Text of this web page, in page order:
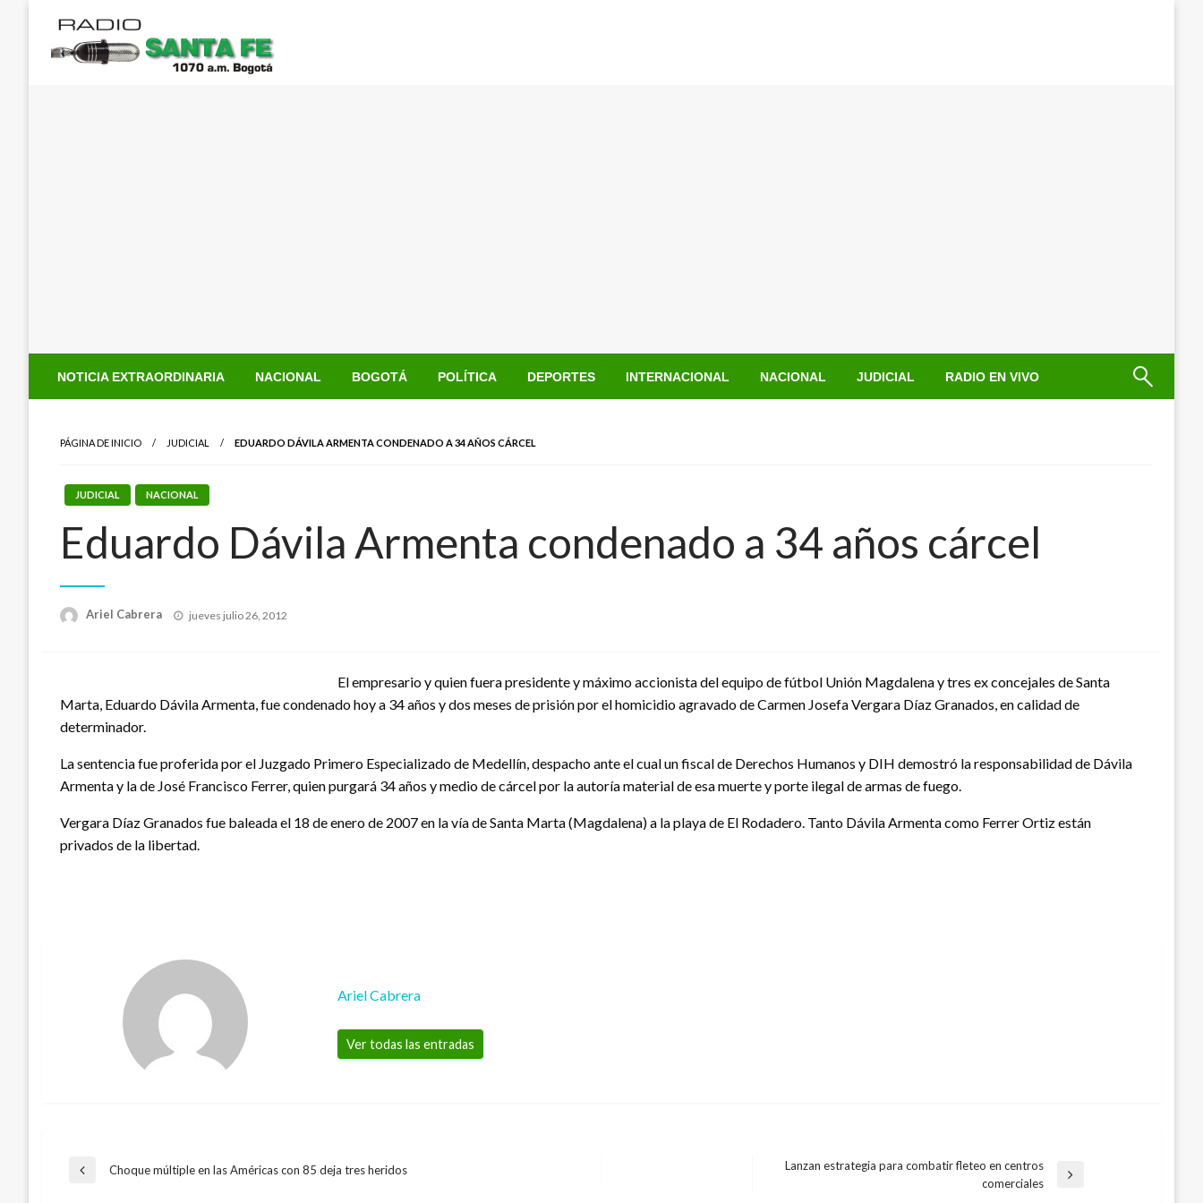
contenido
NOTICIA EXTRAORDINARIA NACIONAL BOGOTÁ POLÍTICA DEPORTES INTERNACIONAL NACIONAL JUDICIAL RADIO EN VIVO
PÁGINA DE INICIO JUDICIAL EDUARDO DÁVILA ARMENTA CONDENADO A 34 AÑOS CÁRCEL
JUDICIAL NACIONAL
Eduardo Dávila Armenta condenado a 34 años cárcel
Ariel Cabrera
Publicado
jueves julio 26, 2012
El empresario y quien fuera presidente y máximo accionista del equipo de fútbol Unión Magdalena y tres ex concejales de Santa
Marta, Eduardo Dávila Armenta, fue condenado hoy a 34 años y dos meses de prisión por el homicidio agravado de Carmen Josefa Vergara Díaz Granados, en calidad de
determinador.
La sentencia fue proferida por el Juzgado Primero Especializado de Medellín, despacho ante el cual un fiscal de Derechos Humanos y DIH demostró la responsabilidad de Dávila
Armenta y la de José Francisco Ferrer, quien purgará 34 años y medio de cárcel por la autoría material de esa muerte y porte ilegal de armas de fuego.
Vergara Díaz Granados fue baleada el 18 de enero de 2007 en la vía de Santa Marta (Magdalena) a la playa de El Rodadero. Tanto Dávila Armenta como Ferrer Ortiz están
privados de la libertad.
Ariel Cabrera
Ver todas las entradas
Navegación
Entrada
Choque múltiple en las Américas con 85 deja tres heridos
Lanzan estrategia para combatir fleteo en centros
comerciales